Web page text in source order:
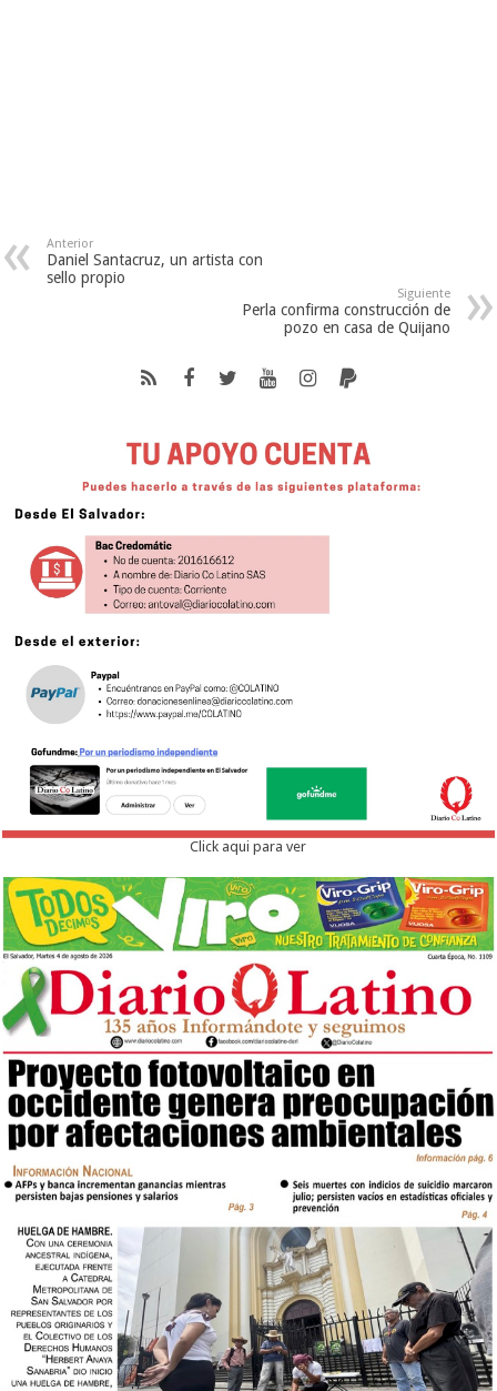
Anterior
Daniel Santacruz, un artista con
sello propio
Siguiente
Perla confirma construcción de
pozo en casa de Quijano
Click aqui para ver